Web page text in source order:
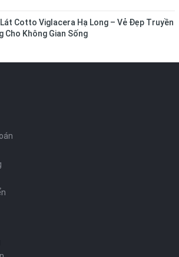
Cotto Viglacera Hạ Long – Vẻ Đẹp Truyền
Cho Không Gian Sống